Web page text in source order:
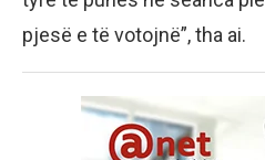
pjesë e të votojnë”, tha ai.